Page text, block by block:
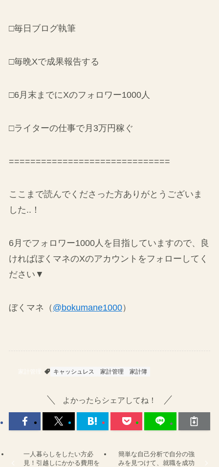
□毎日ブログ執筆
□毎晩Xで成果報告する
□6月末までにXのフォロワー1000人
□ライターの仕事で月3万円稼ぐ
==============================
ここまで読んでくださった方ありがとうございま
した..！
6月でフォロワー1000人を目指していますので、良
ければぼくマネのXのアカウントをフォローしてく
ださい▼
ぼくマネ（ @bokumane1000）
キャッシュレス 家計管理 家計簿
よかったらシェアしてね！
一人暮らしをしたい方必
見！引越しにかかる費用を
簡単な自己分析で自分の強
みを見つけて、就職を成功